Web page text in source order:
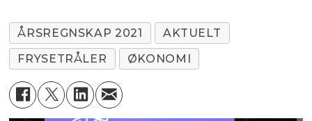
ÅRSREGNSKAP 2021
AKTUELT
FRYSETRÅLER
ØKONOMI